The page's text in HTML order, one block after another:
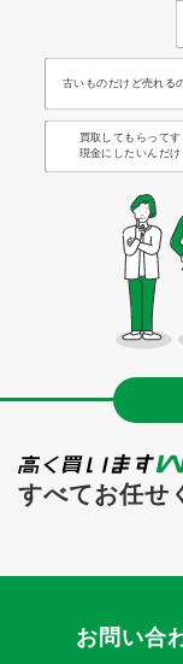
古いものだけど売れる
買取してもらってす
現金にしたいんだ
すべてお任せ
お問い合